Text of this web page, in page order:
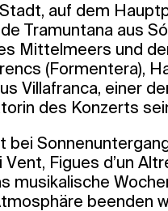
auf dem
Tramuntana aus
Mittelmeers und
(Formentera),
Villafranca, einer
des Konzerts
bei
Figues d’un
musikalische
beenden